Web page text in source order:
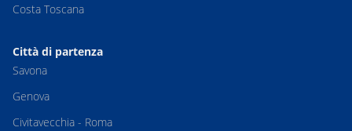
Costa Toscana
Città di partenza
Savona
Genova
Civitavecchia - Roma